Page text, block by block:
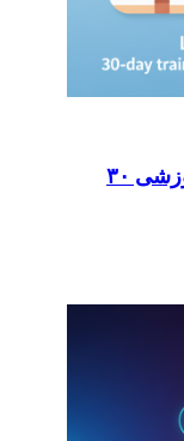
یادگیری ICDL در خانه: برنامه آموزشی ۳۰